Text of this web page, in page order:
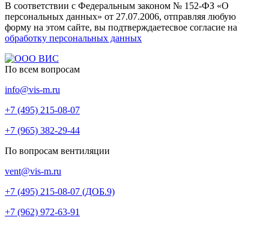
В соответствии с Федеральным законом № 152-ФЗ «О
персональных данных» от 27.07.2006, отправляя любую
форму на этом сайте, вы подтверждаетесвое согласие на
обработку персональных данных
По всем вопросам
info@vis-m.ru
+7 (495) 215-08-07
+7 (965) 382-29-44
По вопросам вентиляции
vent@vis-m.ru
+7 (495) 215-08-07 (ДОБ.9)
+7 (962) 972-63-91